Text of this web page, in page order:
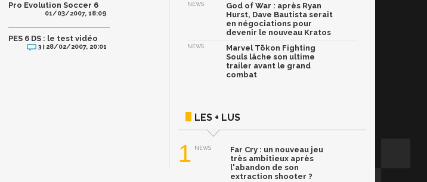
Pro Evolution Soccer 6
01/03/2007, 18:09
PES 6 DS : le test vidéo
3 | 28/02/2007, 20:01
NEWS
God of War : après Ryan
Hurst, Dave Bautista serait
en négociations pour
devenir le nouveau Kratos
NEWS
Marvel Tōkon Fighting
Souls lâche son ultime
trailer avant le grand
combat
LES + LUS
1 NEWS
Far Cry : un nouveau jeu
très ambitieux après
l'abandon de son
extraction shooter ?